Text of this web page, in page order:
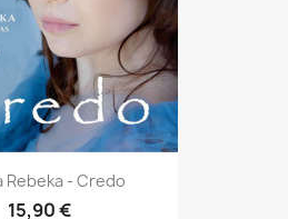
Rebeka - Credo
15,90 €